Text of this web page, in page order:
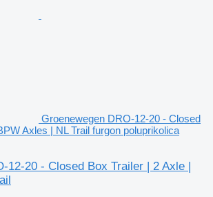
Groenewegen DRO-12-20 - Closed
Axles | NL Trail furgon poluprikolica
12-20 - Closed Box Trailer | 2 Axle |